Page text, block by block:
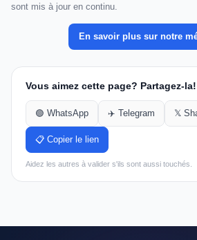
sont mis à jour en continu.
En savoir plus sur notre
Vous aimez cette page? Partagez-la!
🟢 WhatsApp ✈️ Telegram 𝕏
📋 Copier le lien
Aidez les autres à valider s'ils sont aussi touchés.